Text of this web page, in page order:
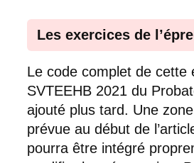
Les exercices de
Le code complet de cette
SVTEEHB 2021 du
ajouté plus tard. Une
prévue au début de
pourra être intégré